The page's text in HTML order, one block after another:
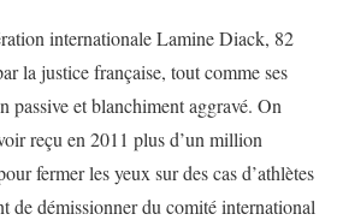
internationale Lamine Diack, 82
la justice française, tout comme ses
et blanchiment aggravé. On
reçu en 2011 plus d’un million
fermer les yeux sur des cas d’athlètes
de démissionner du comité international